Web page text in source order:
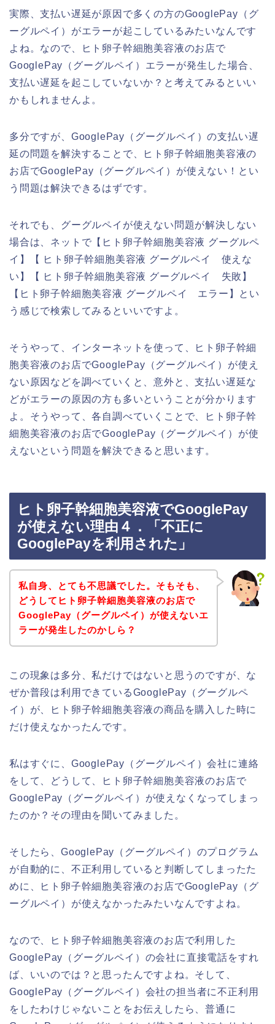
実際、支払い遅延が原因で多くの方のGooglePay（グ
ーグルペイ）がエラーが起こしているみたいなんです
よね。なので、ヒト卵子幹細胞美容液のお店で
GooglePay（グーグルペイ）エラーが発生した場合、
支払い遅延を起こしていないか？と考えてみるといい
かもしれませんよ。
多分ですが、GooglePay（グーグルペイ）の支払い遅
延の問題を解決することで、ヒト卵子幹細胞美容液の
お店でGooglePay（グーグルペイ）が使えない！とい
う問題は解決できるはずです。
それでも、グーグルペイが使えない問題が解決しない
場合は、ネットで【ヒト卵子幹細胞美容液 グーグルペ
イ】【 ヒト卵子幹細胞美容液 グーグルペイ 使えな
い】【 ヒト卵子幹細胞美容液 グーグルペイ 失敗】
【ヒト卵子幹細胞美容液 グーグルペイ エラー】とい
う感じで検索してみるといいですよ。
そうやって、インターネットを使って、ヒト卵子幹細
胞美容液のお店でGooglePay（グーグルペイ）が使え
ない原因などを調べていくと、意外と、支払い遅延な
どがエラーの原因の方も多いということが分かります
よ。そうやって、各自調べていくことで、ヒト卵子幹
細胞美容液のお店でGooglePay（グーグルペイ）が使
えないという問題を解決できると思います。
ヒト卵子幹細胞美容液でGooglePay
が使えない理由４．「不正に
GooglePayを利用された」
私自身、とても不思議でした。そもそも、
どうしてヒト卵子幹細胞美容液のお店で
GooglePay（グーグルペイ）が使えないエ
ラーが発生したのかしら？
この現象は多分、私だけではないと思うのですが、な
ぜか普段は利用できているGooglePay（グーグルペ
イ）が、ヒト卵子幹細胞美容液の商品を購入した時に
だけ使えなかったんです。
私はすぐに、GooglePay（グーグルペイ）会社に連絡
をして、どうして、ヒト卵子幹細胞美容液のお店で
GooglePay（グーグルペイ）が使えなくなってしまっ
たのか？その理由を聞いてみました。
そしたら、GooglePay（グーグルペイ）のプログラム
が自動的に、不正利用していると判断してしまったた
めに、ヒト卵子幹細胞美容液のお店でGooglePay（グ
ーグルペイ）が使えなかったみたいなんですよね。
なので、ヒト卵子幹細胞美容液のお店で利用した
GooglePay（グーグルペイ）の会社に直接電話をすれ
ば、いいのでは？と思ったんですよね。そして、
GooglePay（グーグルペイ）会社の担当者に不正利用
をしたわけじゃないことをお伝えしたら、普通に